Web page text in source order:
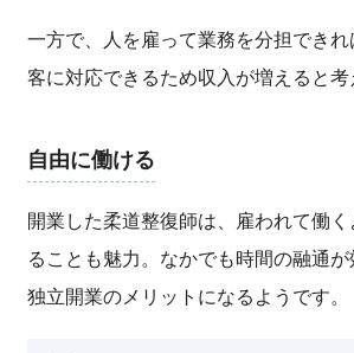
一方で、人を雇って業務を分担でき
客に対応できるため収入が増えると考
自由に働ける
開業した柔道整復師は、雇われて働
ることも魅力。なかでも時間の融通が
独立開業のメリットになるようです。